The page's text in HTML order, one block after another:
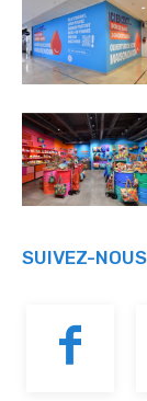
SUIVEZ-NOUS